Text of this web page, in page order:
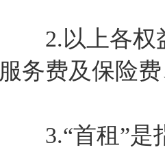
2.以上各权益
服务费及保险
3.“首租”是指